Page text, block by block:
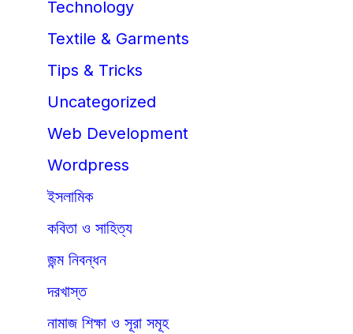
Technology
Textile & Garments
Tips & Tricks
Uncategorized
Web Development
Wordpress
ইসলামিক
কবিতা ও সাহিত্য
জন্ম নিবন্ধন
দরখাস্ত
নামাজ শিক্ষা ও সূরা সমূহ